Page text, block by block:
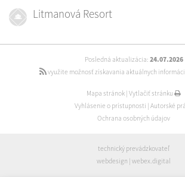
Litmanová Resort
Posledná aktualizácia: 24.07.2026
využite možnosť získavania aktuálnych
Mapa stránok | Vytlačiť stránku
Vyhlásenie o prístupnosti | Autorské
Ochrana osobných údajov
technický prevádzkovateľ
webdesign | webex.digital